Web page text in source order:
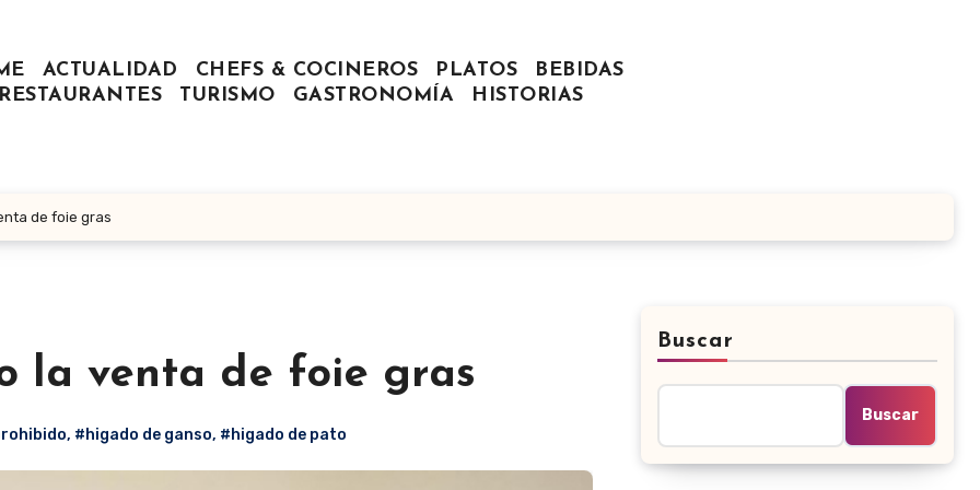
ACTUALIDAD CHEFS & COCINEROS PLATOS
BEBIDAS
RESTAURANTES
TURISMO GASTRONOMÍA HISTORIAS
de foie gras
la venta de foie gras
, #higado de ganso, #higado de pato
Buscar
Buscar